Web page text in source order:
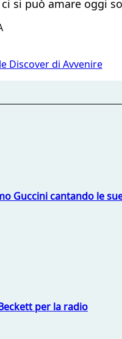
si può amare oggi
Discover di Avvenire
Guccini cantando le
per la radio